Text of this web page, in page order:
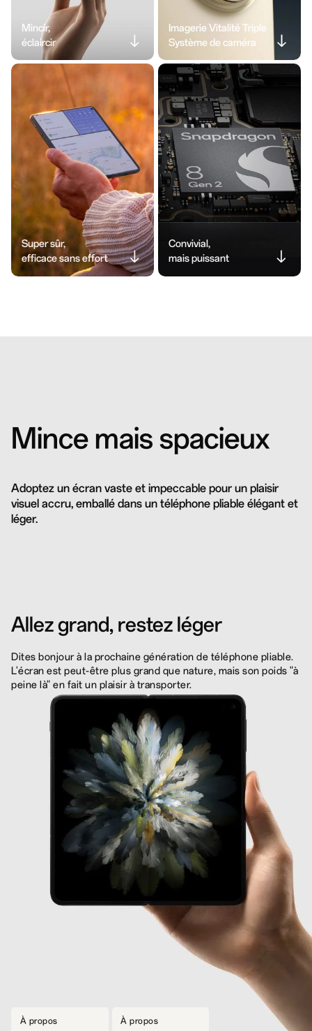
Mincir,
éclaircir
Imagerie Vitalité Triple
Système de caméra
Super sûr,
efficace sans effort
Convivial,
mais puissant
Mince mais spacieux
Adoptez un écran vaste et impeccable pour un plaisir
visuel accru, emballé dans un téléphone pliable élégant et
léger.
Allez grand, restez léger
Dites bonjour à la prochaine génération de téléphone pliable.
L'écran est peut-être plus grand que nature, mais son poids "à
peine là" en fait un plaisir à transporter.
À propos À propos